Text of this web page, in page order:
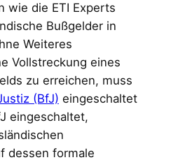
wie die ETI Experts
Bußgelder in
Weiteres
Vollstreckung eines
zu erreichen, muss
(BfJ) eingeschaltet
eingeschaltet,
dessen formale